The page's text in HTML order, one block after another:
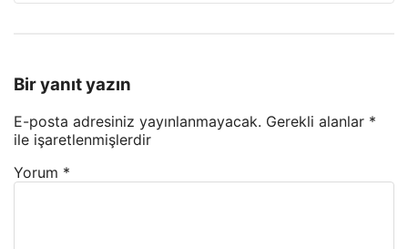
Bir yanıt yazın
E-posta adresiniz yayınlanmayacak. Gerekli alanlar *
ile işaretlenmişlerdir
Yorum *